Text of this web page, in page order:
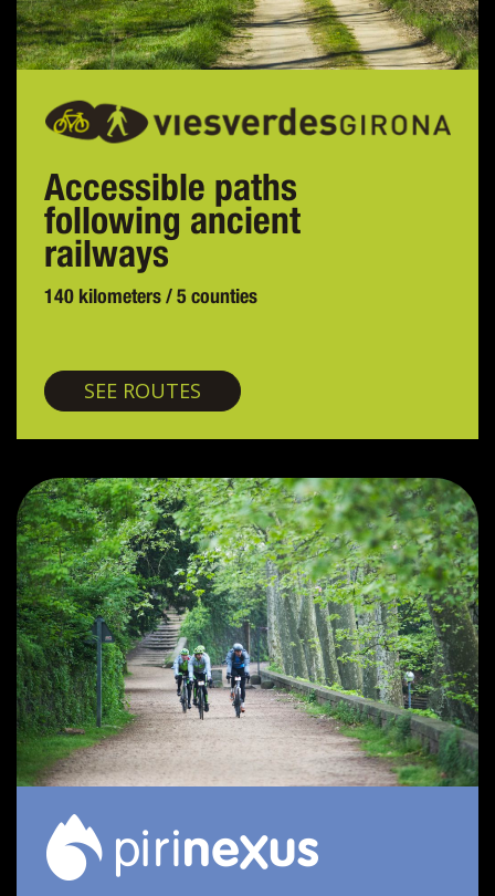
Accessible paths
following ancient
railways
140 kilometers / 5 counties
SEE ROUTES Greenways